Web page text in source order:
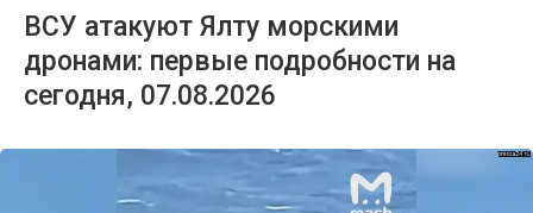
ВСУ атакуют Ялту морскими
дронами: первые подробности на
сегодня, 07.08.2026